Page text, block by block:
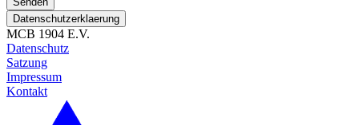
Datenschutzerklaerung
MCB 1904 E.V.
Datenschutz
Satzung
Impressum
Kontakt